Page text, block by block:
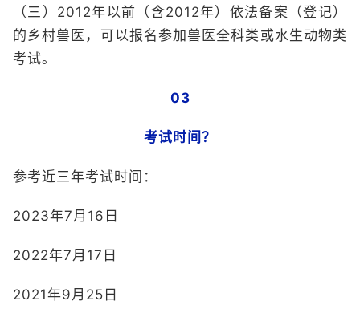
（三）2012年以前（含2012年）依法备案（登记）
的乡村兽医，可以报名参加兽医全科类或水生动物类
考试。
03
考试时间？
参考近三年考试时间：
2023年7月16日
2022年7月17日
2021年9月25日